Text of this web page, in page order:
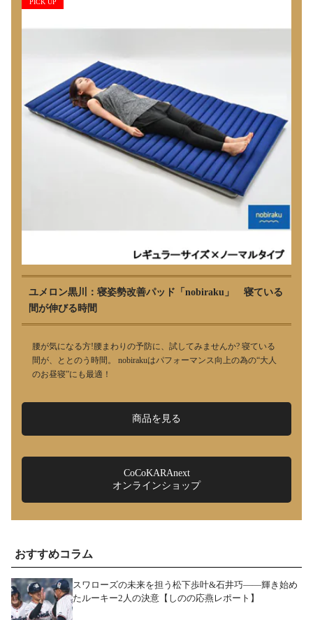
PICK UP
ユメロン黒川：寝姿勢改善パッド「nobiraku」 寝ている
間が伸びる時間
腰が気になる方!腰まわりの予防に、試してみませんか? 寝ている
間が、ととのう時間。 nobirakuはパフォーマンス向上の為の“大人
のお昼寝”にも最適！
商品を見る
CoCoKARAnext
オンラインショップ
おすすめコラム
スワローズの未来を担う松下歩叶&石井巧――輝き始め
たルーキー2人の決意【しのの応燕レポート】